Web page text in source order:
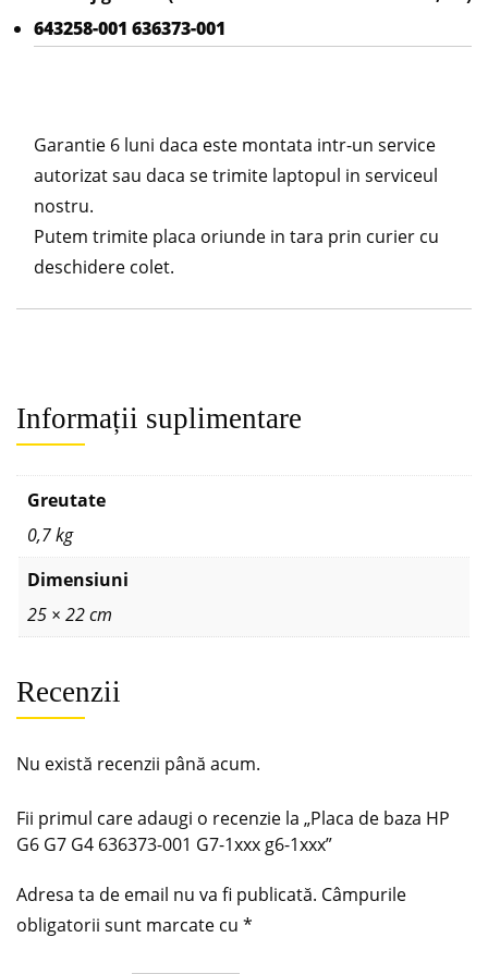
643258-001 636373-001
Garantie 6 luni daca este montata intr-un service
autorizat sau daca se trimite laptopul in serviceul
nostru.
Putem trimite placa oriunde in tara prin curier cu
deschidere colet.
Informații suplimentare
Greutate
0,7 kg
Dimensiuni
25 × 22 cm
Recenzii
Nu există recenzii până acum.
Fii primul care adaugi o recenzie la „Placa de baza HP
G6 G7 G4 636373-001 G7-1xxx g6-1xxx”
Adresa ta de email nu va fi publicată. Câmpurile
obligatorii sunt marcate cu *